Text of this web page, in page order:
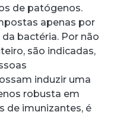
de patógenos.
apenas por
bactéria. Por não
são indicadas,
induzir uma
robusta em
de imunizantes, é